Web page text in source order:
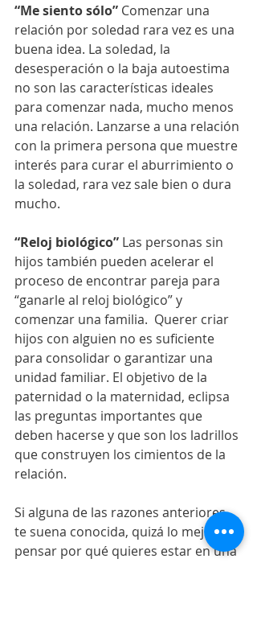
“Me siento sólo” Comenzar una
relación por soledad rara vez es una
buena idea. La soledad, la
desesperación o la baja autoestima
no son las características ideales
para comenzar nada, mucho menos
una relación. Lanzarse a una relación
con la primera persona que muestre
interés para curar el aburrimiento o
la soledad, rara vez sale bien o dura
mucho.
“Reloj biológico” Las personas sin
hijos también pueden acelerar el
proceso de encontrar pareja para
“ganarle al reloj biológico” y
comenzar una familia.  Querer criar
hijos con alguien no es suficiente
para consolidar o garantizar una
unidad familiar. El objetivo de la
paternidad o la maternidad, eclipsa
las preguntas importantes que
deben hacerse y que son los ladrillos
que construyen los cimientos de la
relación.
Si alguna de las razones anteriores
te suena conocida, quizá lo mejor es
pensar por qué quieres estar en una